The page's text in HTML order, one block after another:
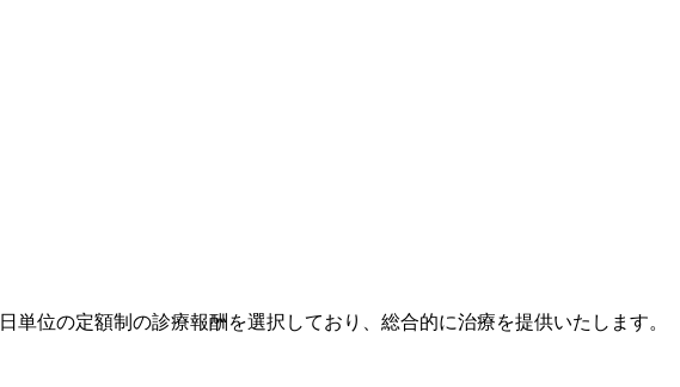
単位の定額制の診療報酬を選択しており、総合的に治療を提供いたします。